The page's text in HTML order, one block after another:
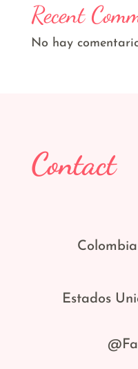
Recent
No hay
Contact
Estados